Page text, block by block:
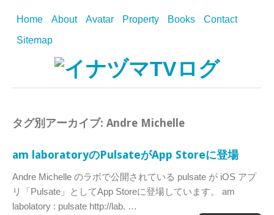
Home About Avatar Property Books
Contact
Sitemap
タグ別アーカイブ: Andre Michelle
am laboratoryのPulsateがApp Storeに登場
Andre Michelle のラボで公開されている pulsate が iOS アプ
リ「Pulsate」としてApp Storeに登場しています。 am
labolatory : pulsate http://lab. …